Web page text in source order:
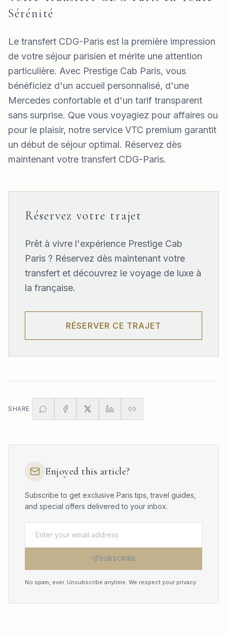
Sérénité
Le transfert CDG-Paris est la première impression
de votre séjour parisien et mérite une attention
particulière. Avec Prestige Cab Paris, vous
bénéficiez d'un accueil personnalisé, d'une
Mercedes confortable et d'un tarif transparent
sans surprise. Que vous voyagiez pour affaires ou
pour le plaisir, notre service VTC premium garantit
un début de séjour optimal. Réservez dès
maintenant votre transfert CDG-Paris.
Réservez votre trajet
Prêt à vivre l'expérience Prestige Cab
Paris ? Réservez dès maintenant votre
transfert et découvrez le voyage de luxe à
la française.
RÉSERVER CE TRAJET
SHARE
Enjoyed this article?
Subscribe to get exclusive Paris tips, travel guides,
and special offers delivered to your inbox.
SUBSCRIBE
No spam, ever. Unsubscribe anytime. We respect your privacy.